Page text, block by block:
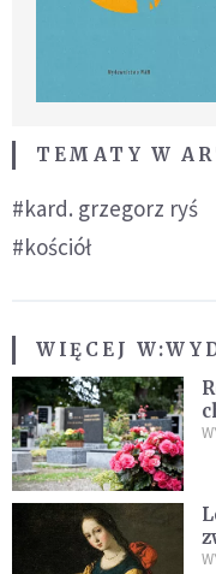
TEMATY W
#kard. grzegorz ryś
#kościół
WIĘCEJ W: